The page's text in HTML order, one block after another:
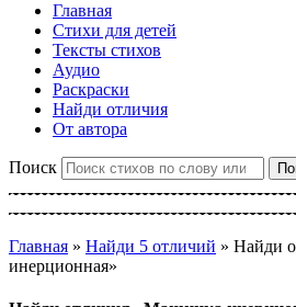
Главная
Стихи для детей
Тексты стихов
Аудио
Раскраски
Найди отличия
От автора
Поиск
Главная » Найди 5 отличий » Найди
инерционная»